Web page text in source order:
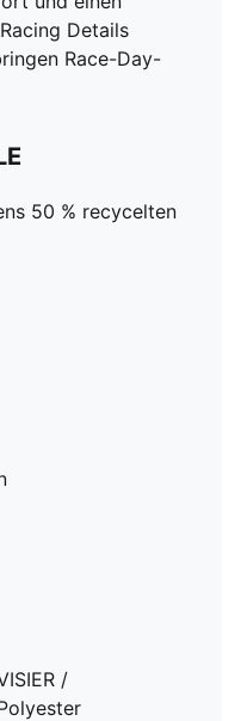
Details
Race-Day-
50 % recycelten
/